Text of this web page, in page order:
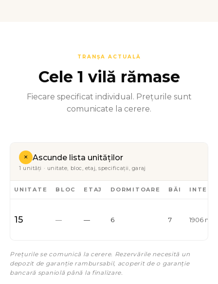
TRANȘA ACTUALĂ
Cele 1 vilă rămase
Fiecare specificat individual. Prețurile sunt
comunicate la cerere.
+Ascunde lista unităților
1 unități · unitate, bloc, etaj, specificații, garaj
UNITATE BLOC ETAJ DORMITOARE BĂI
15 — — 6 7 1906 m²
Prețurile se comunică la cerere. Rezervările necesită un
depozit de garanție rambursabil, acoperit de o garanție
bancară spaniolă până la finalizare.